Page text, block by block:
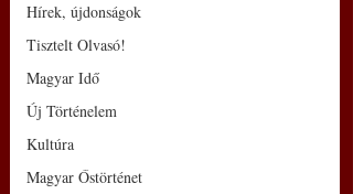
Hírek, újdonságok
Tisztelt Olvasó!
Magyar Idő
Új Történelem
Kultúra
Magyar Őstörténet